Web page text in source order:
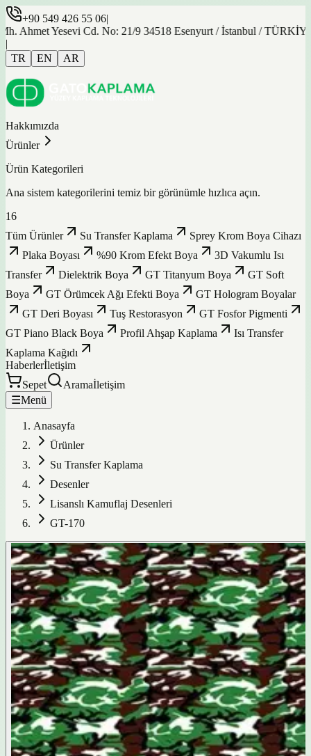
+90 549 426 55 06|
Yesevi Cd. No: 21/9 34518 Esenyurt / İstanbul / TÜRKİYE
|
TR
EN AR
Hakkımızda
Ürünler
Ürün Kategorileri
Ana sistem kategorilerini temiz bir görünümle hızlıca açın.
16
Tüm Ürünler
Su Transfer Kaplama
Sprey Krom Boya Cihazı
Plaka Boyası
%90 Krom Efekt Boya
3D Vakumlu Isı
Transfer
Dielektrik Boya GT Titanyum Boya
GT Soft
Boya
GT Örümcek Ağı Efekti Boya
GT Hologram Boyalar
GT Deri Boyası
Tuş Restorasyon
GT Fosfor Pigmenti
GT Piano Black Boya
Profil Ahşap Kaplama
Isı Transfer
Kaplama Kağıdı
Haberlerİletişim
Sepet
Aramaİletişim
☰Menü
Anasayfa
Ürünler
Su Transfer Kaplama
Desenler
Lisanslı Kamuflaj Desenleri
GT-170